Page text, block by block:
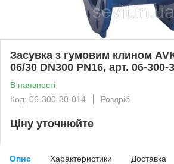
Засувка з гумовим клином
06/30 DN300 PN16, арт. 06-300-
В наявності
Код: 06-300-30-014
Роздріб
Ціну уточнюйте
Опис Характеристики Доставка